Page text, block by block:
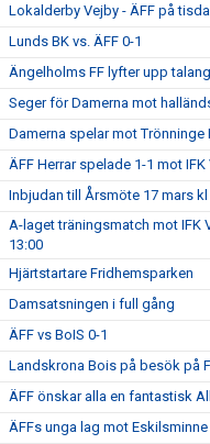
Lokalderby Vejby - ÄFF på
Lunds BK vs. ÄFF 0-1
Ängelholms FF lyfter upp talang
Seger för Damerna mot
Damerna spelar mot Trönninge
ÄFF Herrar spelade 1-1 mot IFK
Inbjudan till Årsmöte 17 mars
A-laget träningsmatch mot IFK
13:00
Hjärtstartare Fridhemsparken
Damsatsningen i full gång
ÄFF vs BoIS 0-1
Landskrona Bois på besök på
ÄFF önskar alla en fantastisk
ÄFFs unga lag mot